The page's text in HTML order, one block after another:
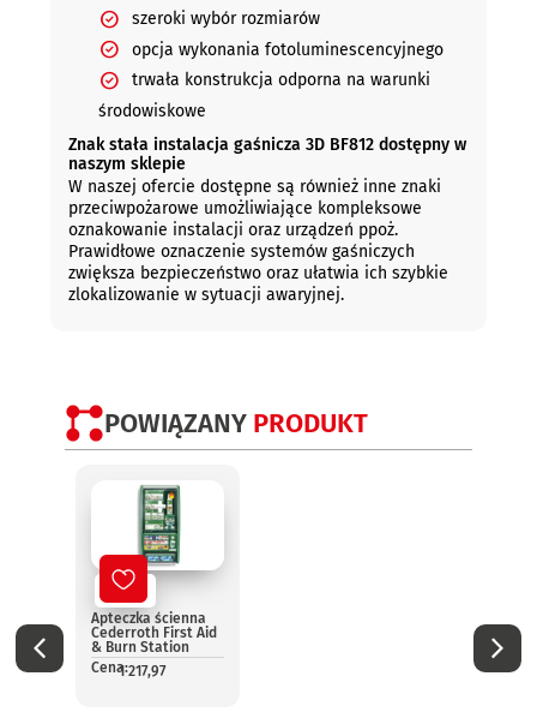
szeroki wybór rozmiarów
opcja wykonania fotoluminescencyjnego
trwała konstrukcja odporna na warunki
środowiskowe
Znak stała instalacja gaśnicza 3D BF812 dostępny w
naszym sklepie
W naszej ofercie dostępne są również inne znaki
przeciwpożarowe umożliwiające kompleksowe
oznakowanie instalacji oraz urządzeń ppoż.
Prawidłowe oznaczenie systemów gaśniczych
zwiększa bezpieczeństwo oraz ułatwia ich szybkie
zlokalizowanie w sytuacji awaryjnej.
POWIĄZANY PRODUKT
Nowy
Apteczka ścienna
Cederroth First Aid
& Burn Station
Cena:1 217,97
Cena: